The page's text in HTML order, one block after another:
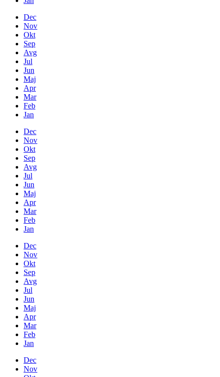
Dec
Nov
Okt
Sep
Avg
Jul
Jun
Maj
Apr
Mar
Feb
Jan
Dec
Nov
Okt
Sep
Avg
Jul
Jun
Maj
Apr
Mar
Feb
Jan
Dec
Nov
Okt
Sep
Avg
Jul
Jun
Maj
Apr
Mar
Feb
Jan
Dec
Nov